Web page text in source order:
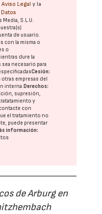
Aviso Legal y la
Media, S.L.U.
de usuario.
con la misma o
o
dure la
necesario para
Cesión:
otras empresas del
interna. Derechos:
supresión,
y
con
el tratamiento no
puede presentar
información:
de Arburg en